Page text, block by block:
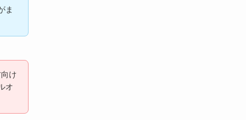
ま
け
オ